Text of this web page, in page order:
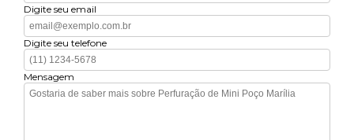
Digite seu email
Digite seu telefone
Mensagem